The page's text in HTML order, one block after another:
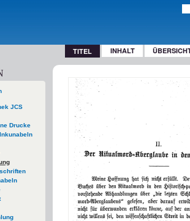
TITEL INHALT
JCS
Drucke